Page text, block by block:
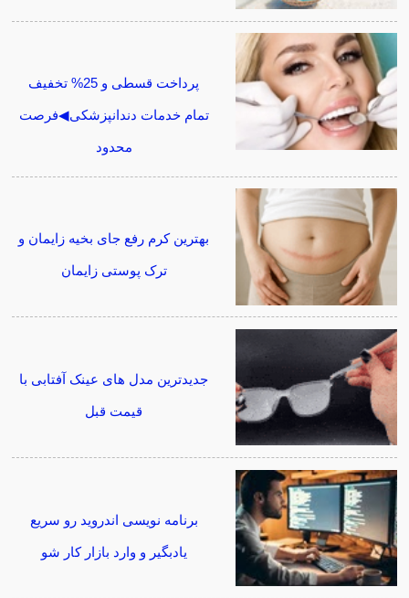
پرداخت قسطی و 25% تخفیف
تمام خدمات دندانپزشکی◀فرصت
محدود
بهترین کرم رفع جای بخیه زایمان و
ترک پوستی زایمان
جدیدترین مدل های عینک آفتابی با
قیمت قبل
برنامه نویسی اندروید رو سریع
یادبگیر و وارد بازار کار شو